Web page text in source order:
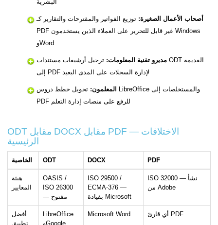
البشرية
أصحاب الأعمال الصغيرة: توزيع الفواتير والمقترحات والتقارير كـ
PDF غير قابل للتحرير على العملاء الذين يستخدمون Windows
وWord
مديرو تقنية المعلومات: ترحيل أرشيفات مستندات ODT القديمة
إلى PDF لإدارة السجلات على المدى البعيد
المعلمون: تحويل خطط دروس LibreOffice والمستخلصات إلى
PDF للرفع على منصات إدارة التعلم
ODT مقابل DOCX مقابل PDF — الاختلافات
الرئيسية
الخاصية ODT DOCX PDF
هيئة
المعايير
OASIS /
ISO 26300
— مفتوح
ISO 29500 /
ECMA-376 —
بقيادة Microsoft
ISO 32000 — نشأ
من Adobe
أفضل
تطبيق
LibreOffice
وGoogle
Microsoft Word أي قارئ PDF